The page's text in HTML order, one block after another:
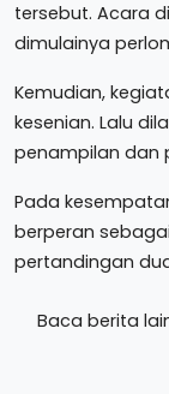
tersebut. Acara
dimulainya
Kemudian,
kesenian. Lalu
penampilan dan
Pada
berperan
pertandingan
Baca berita